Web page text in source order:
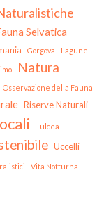
Selvatica
Gorgova Lagune
Natura
Osservazione della Fauna
Riserve Naturali
Tulcea
Uccelli
Vita Notturna